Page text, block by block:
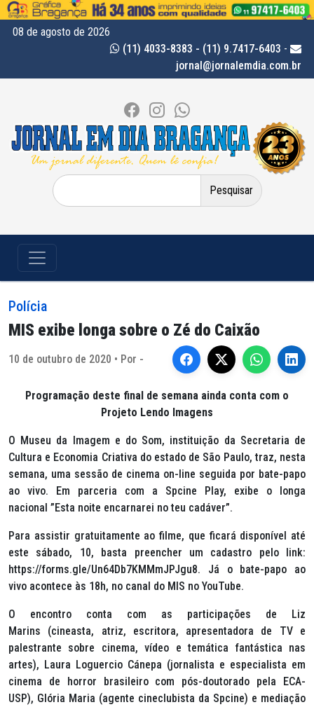
08 de agosto de 2026
(11) 4033-8383 - (11) 9.7417-6403 -
jornal@jornalemdia.com.br
Pesquisar
por:
Polícia
MIS exibe longa sobre o Zé do Caixão
10 de outubro de 2020 • Por -
Programação deste final de semana ainda conta com o
Projeto Lendo Imagens
O Museu da Imagem e do Som, instituição da Secretaria de
Cultura e Economia Criativa do estado de São Paulo, traz, nesta
semana, uma sessão de cinema on-line seguida por bate-papo
ao vivo. Em parceria com a Spcine Play, exibe o longa
nacional ”Esta noite encarnarei no teu cadáver”.
Para assistir gratuitamente ao filme, que ficará disponível até
este sábado, 10, basta preencher um cadastro pelo link:
https://forms.gle/Un64Db7KMMmJPJgu8. Já o bate-papo ao
vivo acontece às 18h, no canal do MIS no YouTube.
O encontro conta com as participações de Liz
Marins (cineasta, atriz, escritora, apresentadora de TV e
palestrante sobre cinema, vídeo e temática fantástica nas
artes), Laura Loguercio Cánepa (jornalista e especialista em
cinema de horror brasileiro com pós-doutorado pela ECA-
USP), Glória Maria (agente cineclubista da Spcine) e mediação